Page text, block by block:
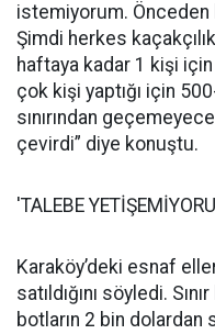
istemiyorum.
Şimdi herkes
haftaya kadar 1 kişi
çok kişi yaptığı için
sınırından
çevirdi” diye konuştu.
'TALEBE
Karaköy’deki esnaf
satıldığını söyledi.
botların 2 bin dolardan